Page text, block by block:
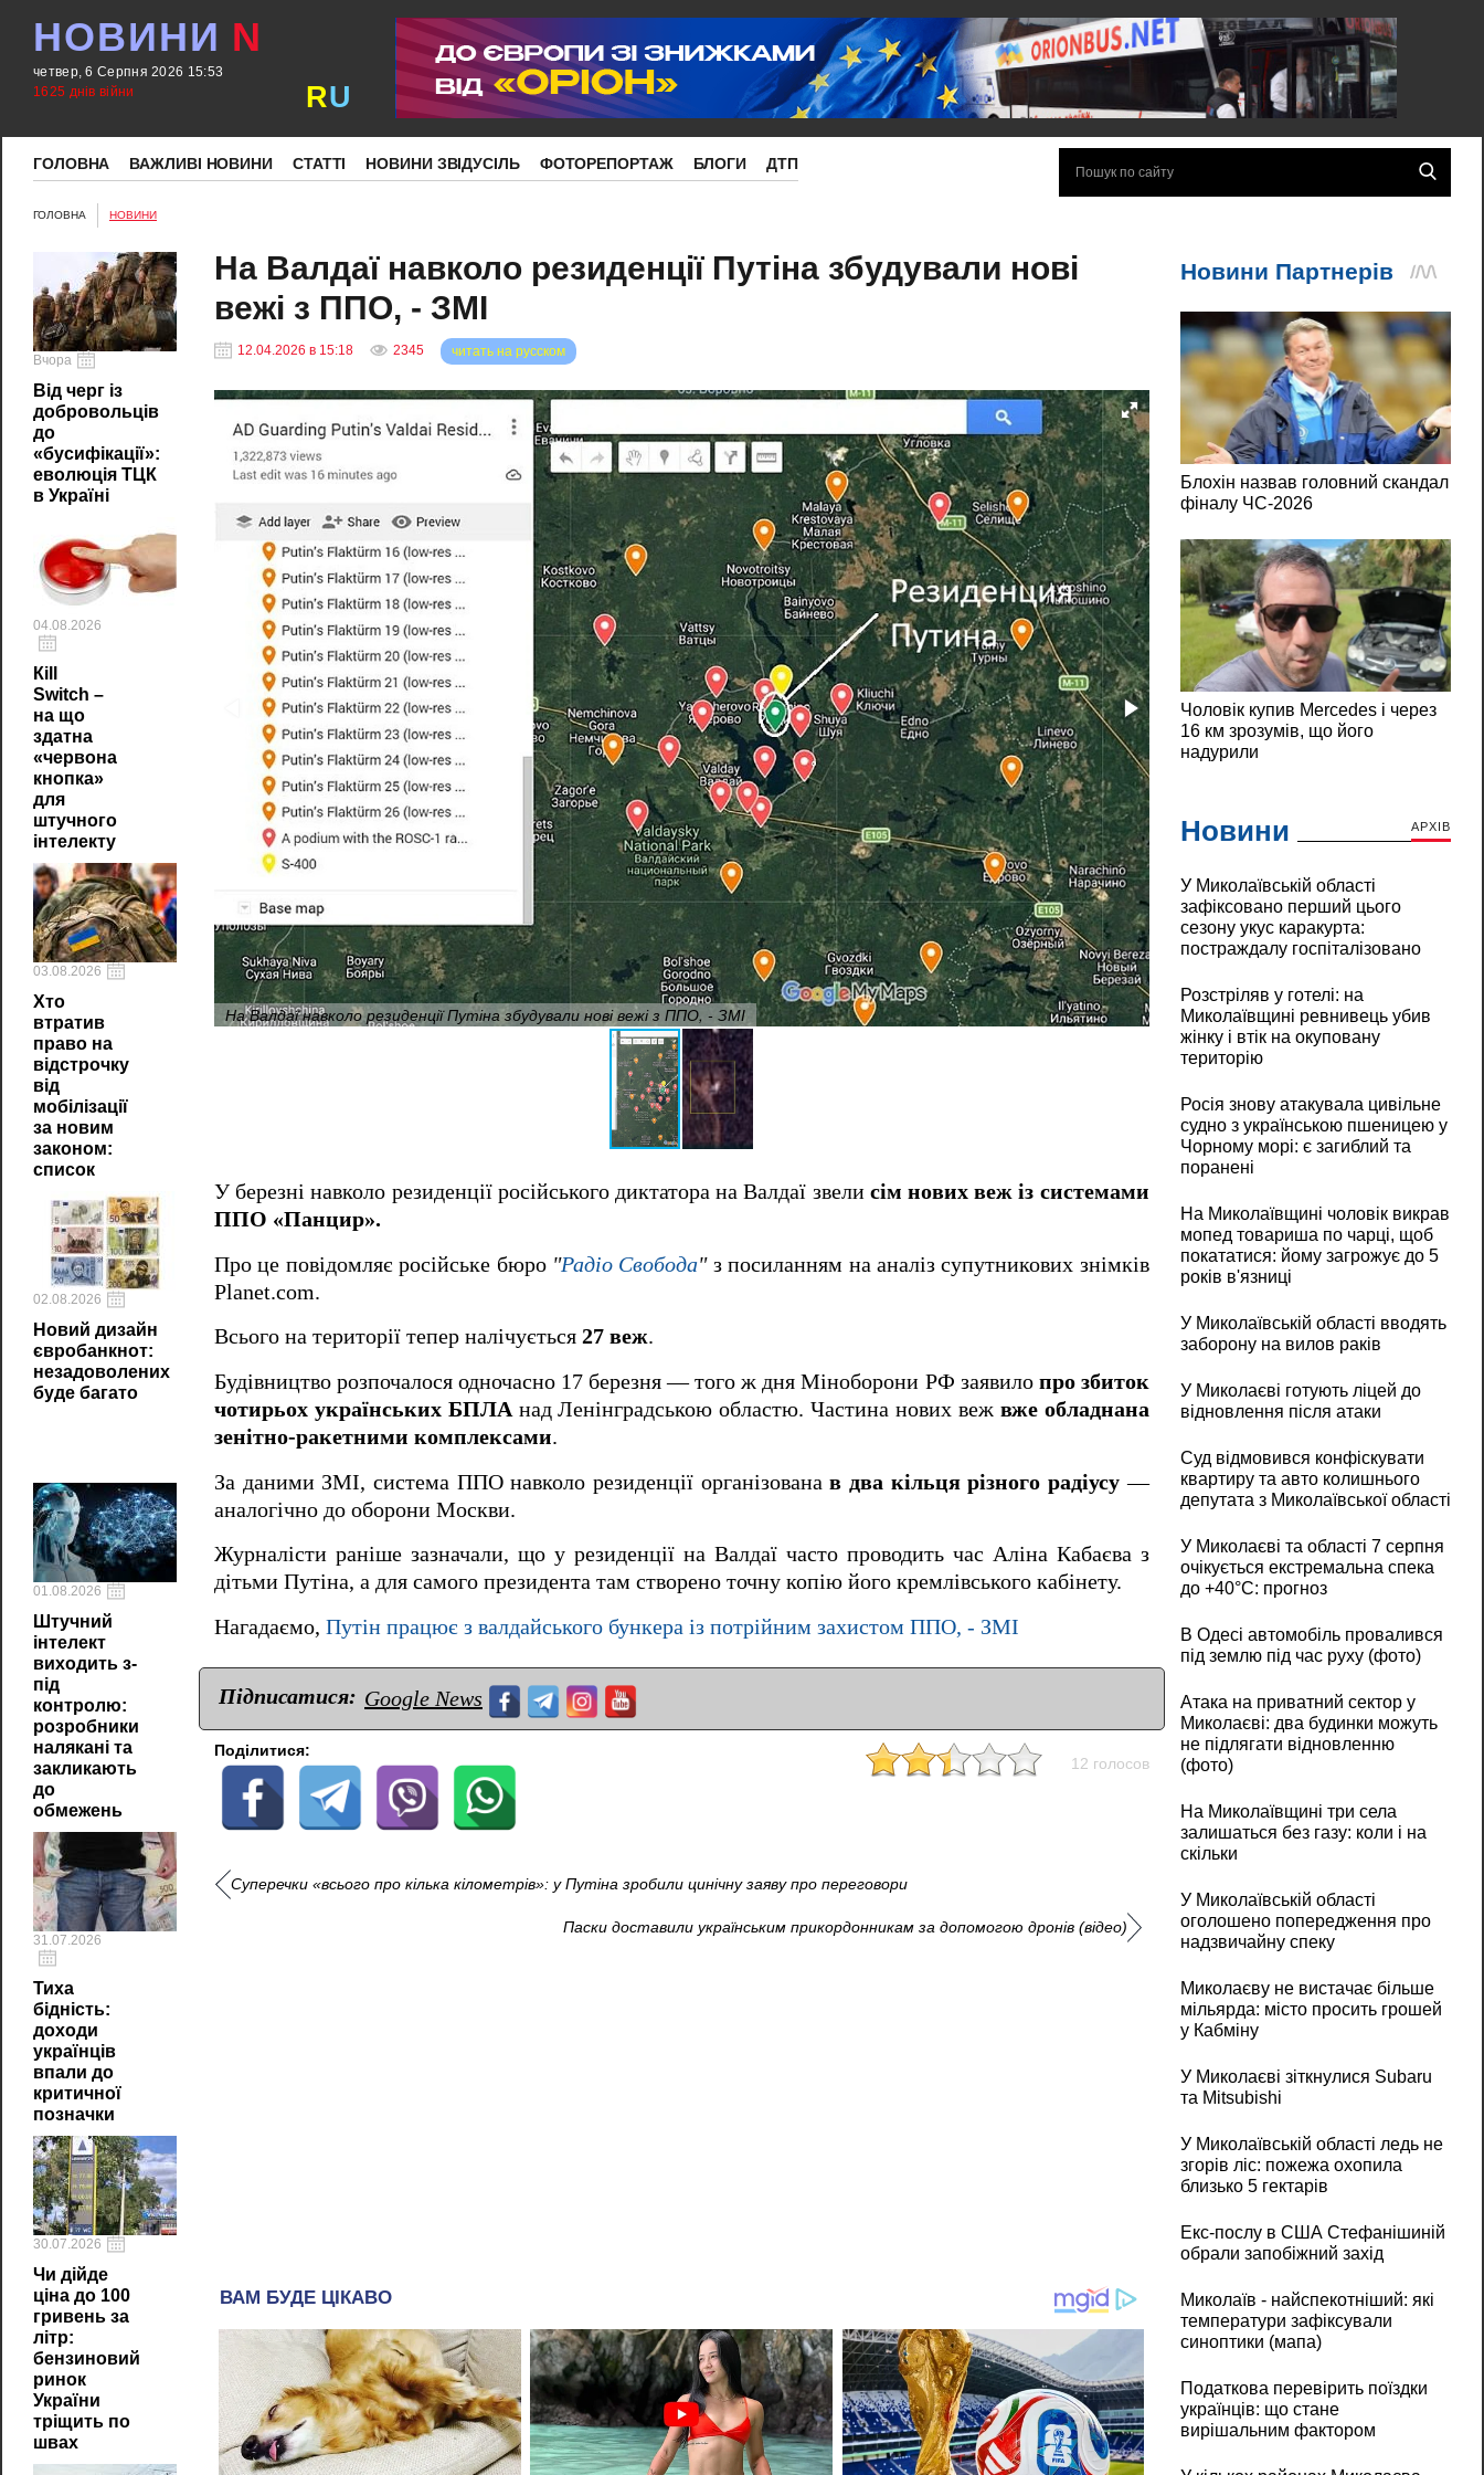
НОВИНИ N
четвер, 6 Серпня 2026 15:53
1625 днів війни
RU
ГОЛОВНА ВАЖЛИВІ НОВИНИ СТАТТІ НОВИНИ ЗВІДУСІЛЬ ФОТОРЕПОРТАЖ БЛОГИ ДТП
ГОЛОВНА НОВИНИ
Вчора
Від черг із
добровольців
до
«бусифікації»:
еволюція ТЦК
в Україні
04.08.2026
Кill
Switch –
на що
здатна
«червона
кнопка»
для
штучного
інтелекту
03.08.2026
Хто
втратив
право на
відстрочку
від
мобілізації
за новим
законом:
список
02.08.2026
Новий дизайн
євробанкнот:
незадоволених
буде багато
01.08.2026
Штучний
інтелект
виходить з-
під
контролю:
розробники
налякані та
закликають
до
обмежень
31.07.2026
Тиха
бідність:
доходи
українців
впали до
критичної
позначки
30.07.2026
Чи дійде
ціна до 100
гривень за
літр:
бензиновий
ринок
України
тріщить по
швах
На Валдаї навколо резиденції Путіна збудували нові
вежі з ППО, - ЗМІ
12.04.2026 в 15:18 2345 читать на русском
На Валдаї навколо резиденції Путіна збудували нові вежі з ППО, - ЗМІ На Валдаї навколо резиденції Путіна
У березні навколо резиденції російського диктатора на Валдаї звели сім нових веж із системами
ППО «Панцир».
Про це повідомляє російське бюро "Радіо Свобода"з посиланням на аналіз супутникових знімків
Planet.com.
Всього на території тепер налічується 27 веж.
Будівництво розпочалося одночасно 17 березня — того ж дня Міноборони РФ заявило про збиток
чотирьох українських БПЛАнад Ленінградською областю. Частина нових веж вже обладнана
зенітно-ракетними комплексами.
За даними ЗМІ, система ППО навколо резиденції організованав два кільця різного радіусу —
аналогічно до оборони Москви.
Журналісти раніше зазначали, що у резиденції на Валдаї часто проводить час Аліна Кабаєва з
дітьми Путіна, а для самого президента там створено точну копію його кремлівського кабінету.
Нагадаємо, Путін працює з валдайського бункера із потрійним захистом ППО, - ЗМІ
Підписатися: Google News
Поділитися:
12 голосов
Суперечки «всього про кілька кілометрів»: у Путіна зробили цинічну заяву про переговори
Паски доставили українським прикордонникам за допомогою дронів (відео)
Новини АРХІВ
У Миколаївській області
зафіксовано перший цього
сезону укус каракурта:
постраждалу госпіталізовано
Розстріляв у готелі: на
Миколаївщині ревнивець убив
жінку і втік на окуповану
територію
Росія знову атакувала цивільне
судно з українською пшеницею у
Чорному морі: є загиблий та
поранені
На Миколаївщині чоловік викрав
мопед товариша по чарці, щоб
покататися: йому загрожує до 5
років в'язниці
У Миколаївській області вводять
заборону на вилов раків
У Миколаєві готують ліцей до
відновлення після атаки
Суд відмовився конфіскувати
квартиру та авто колишнього
депутата з Миколаївської області
У Миколаєві та області 7 серпня
очікується екстремальна спека
до +40°C: прогноз
В Одесі автомобіль провалився
під землю під час руху (фото)
Атака на приватний сектор у
Миколаєві: два будинки можуть
не підлягати відновленню
(фото)
На Миколаївщині три села
залишаться без газу: коли і на
скільки
У Миколаївській області
оголошено попередження про
надзвичайну спеку
Миколаєву не вистачає більше
мільярда: місто просить грошей
у Кабміну
У Миколаєві зіткнулися Subaru
та Mitsubishi
У Миколаївській області ледь не
згорів ліс: пожежа охопила
близько 5 гектарів
Екс-послу в США Стефанішиній
обрали запобіжний захід
Миколаїв - найспекотніший: які
температури зафіксували
синоптики (мапа)
Податкова перевірить поїздки
українців: що стане
вирішальним фактором